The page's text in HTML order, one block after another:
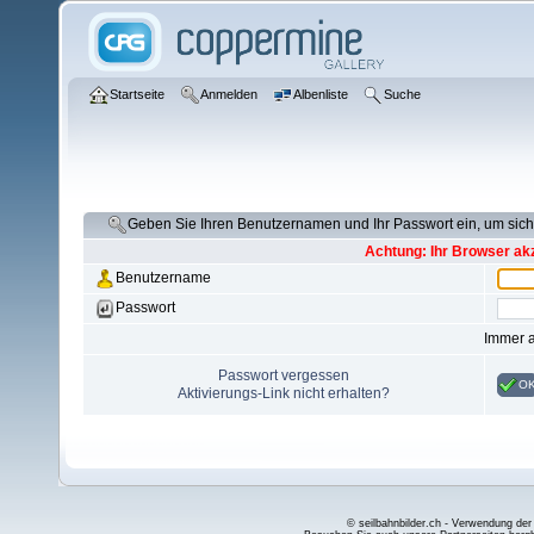
Startseite Anmelden Albenliste Suche
Geben Sie Ihren Benutzernamen und Ihr Passwort ein, um
Achtung: Ihr Browser
Benutzername
Passwort
Immer
Passwort vergessen
Aktivierungs-Link nicht erhalten?
© seilbahnbilder.ch - Verwendung